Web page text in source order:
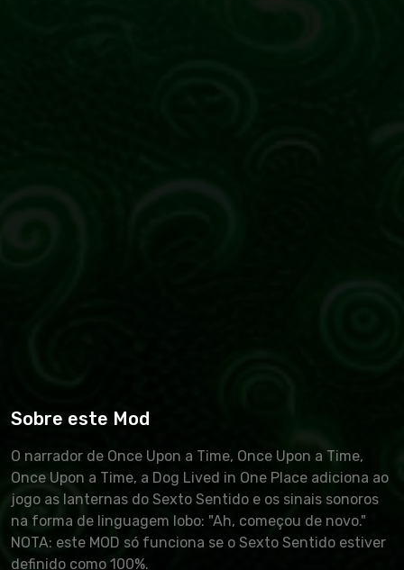
Sobre este Mod
O narrador de Once Upon a Time, Once Upon a Time,
Once Upon a Time, a Dog Lived in One Place adiciona ao
jogo as lanternas do Sexto Sentido e os sinais sonoros
na forma de linguagem lobo: "Ah, começou de novo."
NOTA: este MOD só funciona se o Sexto Sentido estiver
definido como 100%.